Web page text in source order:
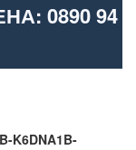
0890 94
K6DNA1B-